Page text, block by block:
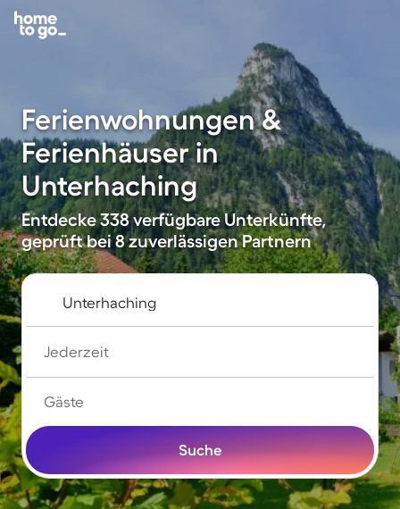
Ferienwohnungen &
Ferienhäuser in
Unterhaching
Entdecke 338 verfügbare Unterkünfte,
geprüft bei 8 zuverlässigen Partnern
Jederzeit
Gäste
Suche